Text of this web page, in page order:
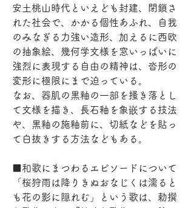
安土桃山時代といえども封建、閉鎖さ
れた社会で、かかる個性あふれ、自我
のみなぎる力強い造形、加えるに西欧
の抽象絵、幾何学文様を窓いっぱいに
強烈に表現する自由の精神は、沓形の
変形に極限にまで迫っている。
なお、器肌の黒釉の一部を搔き落とし
て文様を描き、長石釉を象嵌する技法
や、黒釉の施釉前に、切紙などを貼っ
て白抜きする方法などもある。
■和歌にまつわるエピソードについて
「桜狩雨は降りきぬおなじくは濡ると
も花の影に隠れむ」という歌は、勅撰